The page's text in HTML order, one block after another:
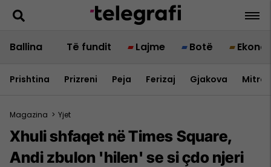
Ballina Të fundit Lajme Botë
Prishtina Prizreni Peja Ferizaj Gjakova
Magazina > Yjet
Xhuli shfaqet në Times Square,
Andi zbulon 'hilen' se si çdo njeri